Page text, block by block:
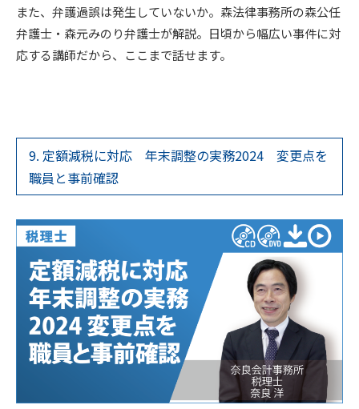
また、弁護過誤は発生していないか。森法律事務所の森公任
弁護士・森元みのり弁護士が解説。日頃から幅広い事件に対
応する講師だから、ここまで話せます。
9. 定額減税に対応 年末調整の実務2024 変更点を
職員と事前確認